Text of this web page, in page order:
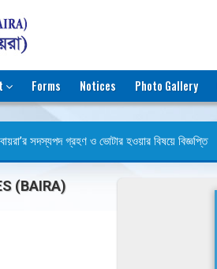
Forms Notices Photo Gallery
সদস্যপদ গ্রহণ ও ভোটার হওয়ার বিষয়ে বিজ্ঞপ্তি
(BAIRA)